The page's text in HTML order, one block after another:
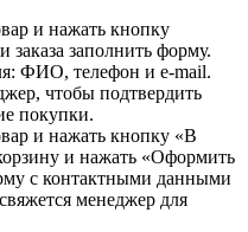
и нажать кнопку
заказа заполнить форму.
ФИО, телефон и e-mail.
чтобы подтвердить
покупки.
и нажать кнопку «В
и нажать «Оформить
с контактными данными
менеджер для